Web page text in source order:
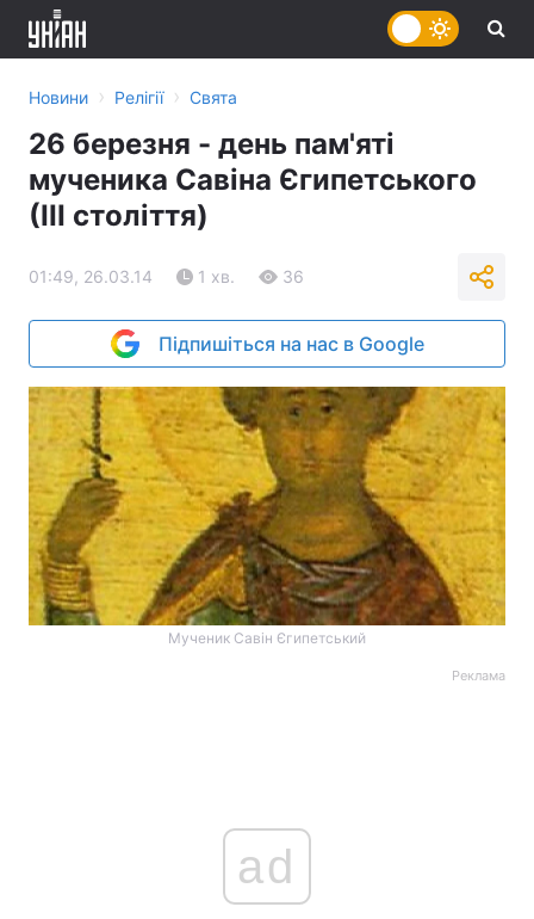
Новини › Релігії › Свята
26 березня - день пам'яті
мученика Савіна Єгипетського
(ІІІ століття)
01:49, 26.03.14 1 хв. 36
Підпишіться на нас в Google
Мученик Савін Єгипетський
Реклама
ad